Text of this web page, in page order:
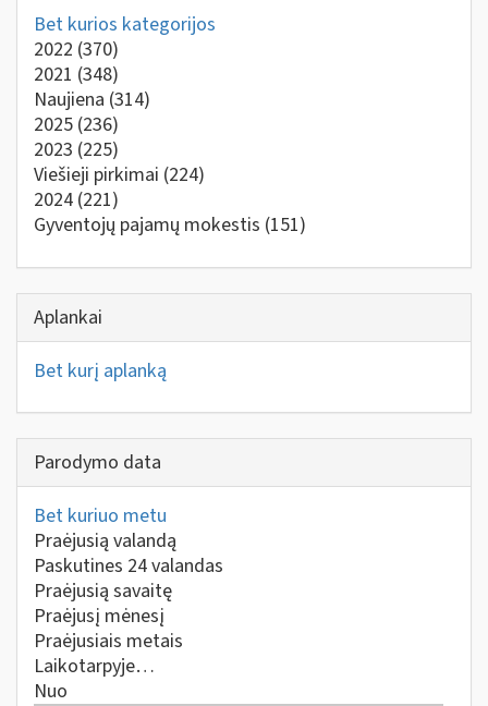
Bet kurios kategorijos
2022 (370)
2021 (348)
Naujiena (314)
2025 (236)
2023 (225)
Viešieji pirkimai (224)
2024 (221)
Gyventojų pajamų mokestis (151)
Aplankai
Bet kurį aplanką
Parodymo data
Bet kuriuo metu
Praėjusią valandą
Paskutines 24 valandas
Praėjusią savaitę
Praėjusį mėnesį
Praėjusiais metais
Laikotarpyje…
Nuo